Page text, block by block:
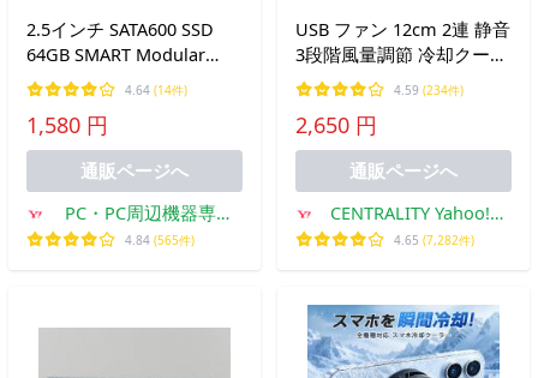
2.5インチ SATA600 SSD
64GB SMART Modular
Technologies CS110 3D
NAND TLC 内蔵SSD 耐久
性 新品バルク品
4.64 (14件)
1,580 円
通販ページへ
PC・PC周辺機器専門
店 港未来ベストアE
4.84 (565件)
USB ファン 12cm 2連 静音
3段階風量調節 冷却クーラ
ー 小型 USB 扇風機 PC 冷
却ファン ボールベアリン
グモータ採用 5V 長寿命 ダ
ブル 送風機 薄型
4.59 (234件)
2,650 円
通販ページへ
CENTRALITY Yahoo!シ
ョッピング店
4.65 (7,282件)